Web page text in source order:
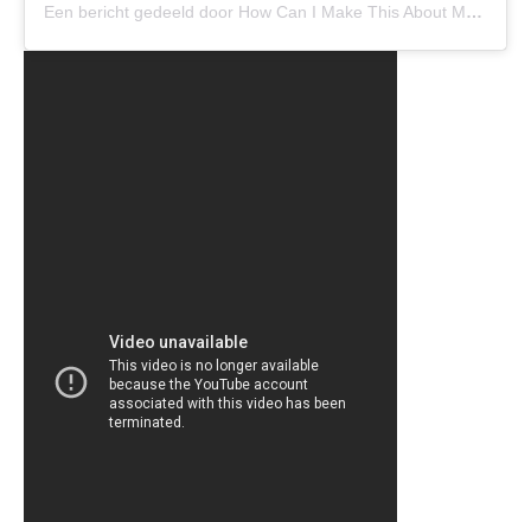
Een bericht gedeeld door How Can I Make This About Me? (@_howcanimakethisaboutme_)